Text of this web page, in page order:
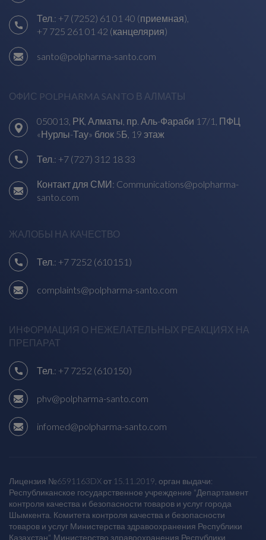
Тел.: +7 (7252) 61 01 40 (приемная)
+7 725 261 01 42 (канцелярия)
santo@polpharma-santo.com
ОФИС POLPHARMA SANTO В АЛМАТЫ
050013, РК, Алматы, пр. Аль-Фараби 17/1, ПФЦ
«Нурлы-Тау» блок 5Б, 19 этаж
Тел.: +7 (727) 312 18 33
Контакт для СМИ: Communications@polpharma-
santo.com
ЖАЛОБЫ НА КАЧЕСТВО
Тел.: +7 7252 (610151)
complaints@polpharma-santo.com
ИНФОРМАЦИЯ О НЕЖЕЛАТЕЛЬНЫХ РЕАКЦИЯХ НА
ПРЕПАРАТ
Тел.: +7 7252 (610150)
phv@polpharma-santo.com
infomed@polpharma-santo.com
Лицензия №6591163DX от 15.11.2019, орган выдачи:
Республиканское государственное учреждение "Департамент
контроля качества и безопасности товаров и услуг города
Шымкента. Комитета контроля качества и безопасности
товаров и услуг Министерства здравоохранения Республики
Казахстан". Министерство здравоохранения Республики